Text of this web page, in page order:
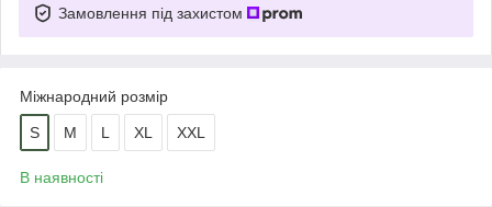
Замовлення під захистом
Міжнародний розмір
S M L XL XXL
В наявності